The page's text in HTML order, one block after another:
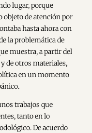
lugar, porque
objeto de atención por
hasta ahora con
la problemática de
muestra, a partir del
de otros materiales,
en un momento
trabajos que
tanto en lo
De acuerdo